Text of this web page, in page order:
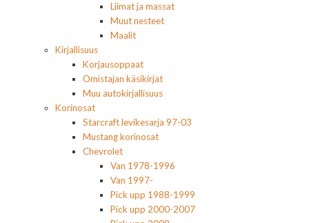
Liimat ja massat
Muut nesteet
Maalit
Kirjallisuus
Korjausoppaat
Omistajan käsikirjat
Muu autokirjallisuus
Korinosat
Starcraft levikesarja 97-03
Mustang korinosat
Chevrolet
Van 1978-1996
Van 1997-
Pick upp 1988-1999
Pick upp 2000-2007